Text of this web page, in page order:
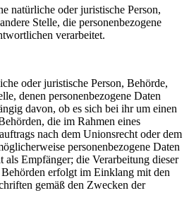
natürliche oder juristische Person,
Stelle, die personenbezogene
verarbeitet.
oder juristische Person, Behörde,
denen personenbezogene Daten
davon, ob es sich bei ihr um einen
die im Rahmen eines
nach dem Unionsrecht oder dem
personenbezogene Daten
als Empfänger; die Verarbeitung dieser
erfolgt im Einklang mit den
gemäß den Zwecken der